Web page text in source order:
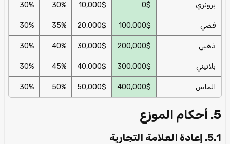
برونزي 0$
10,000$
30%
30%
فضي 100,000$
20,000$
35%
30%
ذهبي 200,000$
30,000$
40%
30%
بلاتيني 300,000$
40,000$
45%
30%
الماس 400,000$
50,000$
50%
30%
5. أحكام الموزع
5.1. إعادة العلامة التجارية